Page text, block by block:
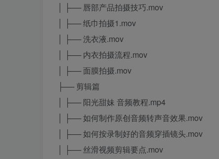
│ ├── 唇部产品拍摄技巧.mov
│ ├── 纸巾拍摄1.mov
│ ├── 洗衣液.mov
│ ├── 内衣拍摄流程.mov
│ ├── 面膜拍摄.mov
├── 剪辑篇
│ ├── 阳光甜妹 音频教程.mp4
│ ├── 如何制作原创音频转声音效果.mov
│ ├── 如何按录制好的音频穿插镜头.mov
│ ├── 丝滑视频剪辑要点.mov